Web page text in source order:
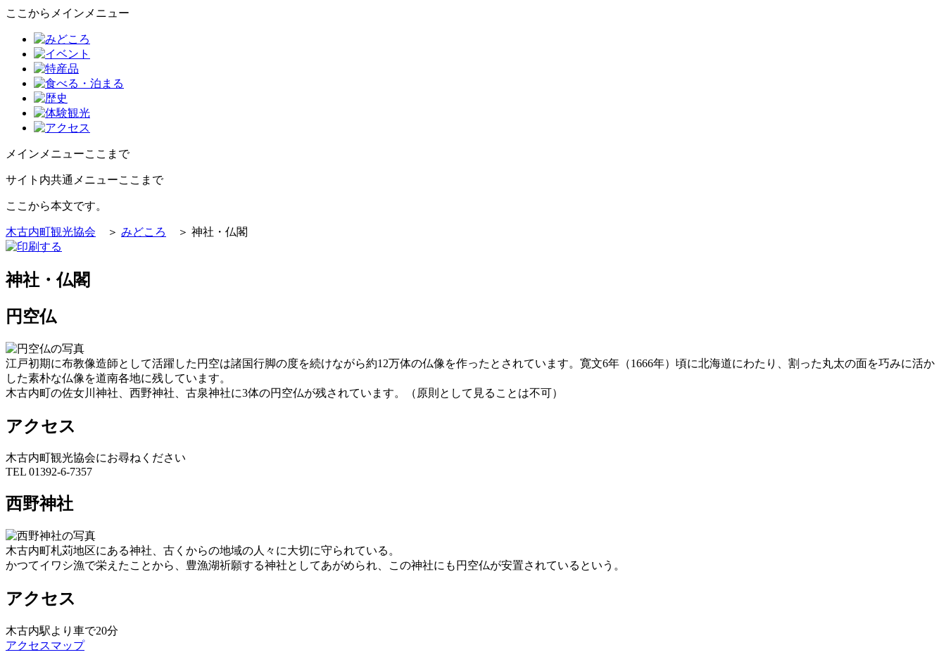
ここからメインメニュー
メインメニューここまで
サイト内共通メニューここまで
ここから本文です。
木古内町観光協会 ＞ みどころ ＞ 神社・仏閣
神社・仏閣
円空仏
江戸初期に布教像造師として活躍した円空は諸国行脚の度を続けながら約12万体の仏像を作ったとされています。寛文6年（1666年）頃に北海道にわたり、割った丸太の面を巧みに活か
した素朴な仏像を道南各地に残しています。
木古内町の佐女川神社、西野神社、古泉神社に3体の円空仏が残されています。（原則として見ることは不可）
アクセス
木古内町観光協会にお尋ねください
TEL 01392-6-7357
西野神社
木古内町札苅地区にある神社、古くからの地域の人々に大切に守られている。
かつてイワシ漁で栄えたことから、豊漁湖祈願する神社としてあがめられ、この神社にも円空仏が安置されているという。
アクセス
木古内駅より車で20分
アクセスマップ